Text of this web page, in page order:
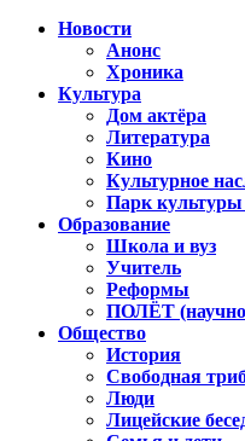
Новости
Анонс
Хроника
Культура
Дом актёра
Литература
Кино
Культурное
Парк культуры
Образование
Школа и вуз
Учитель
Реформы
ПОЛЁТ (научно-
Общество
История
Свободная
Люди
Лицейские